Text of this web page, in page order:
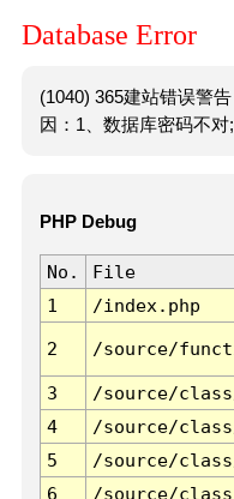
Database Error
(1040) 365建站错误警
因：1、数据库密码不对
PHP Debug
No. File
1
/index.php
2 /source/
3 /source/
4
/source/
5
/source/
6
/source/